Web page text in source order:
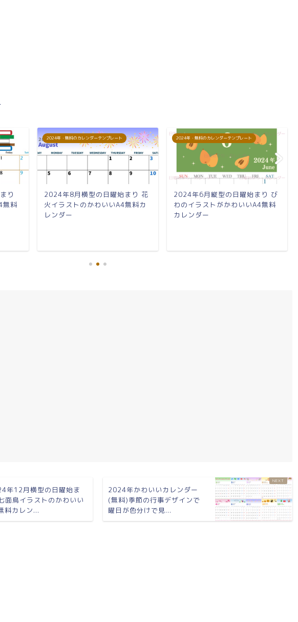
り
無料
2024年・無料のカレンダーテンプレート
2024年8月横型の日曜始まり 花
火イラストのかわいいA4無料カ
レンダー
2024年・無料のカレンダーテンプレート
2024年6月縦型の日曜始まり び
わのイラストがかわいいA4無料
カレンダー
年12月横型の日曜始ま
面鳥イラストのかわいい
料カレン...
2024年かわいいカレンダー
(無料)季節の行事デザインで
曜日が色分けで見...